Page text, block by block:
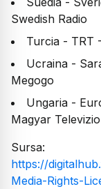
Swedish Radio
Turcia - TRT
Ucraina -
Megogo
Ungaria -
Magyar Televizio
Sursa:
https://
Media-Rights-